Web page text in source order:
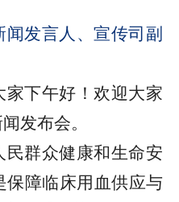
闻发言人、宣传司副
家下午好！欢迎大家
发布会。
民群众健康和生命安
保障临床用血供应与